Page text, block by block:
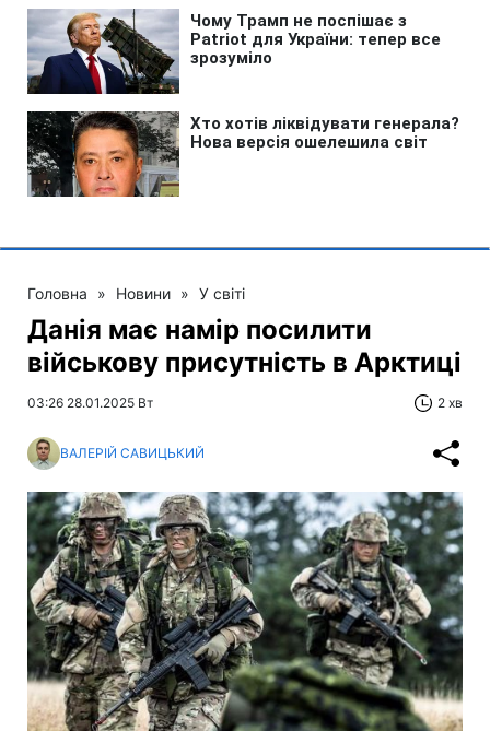
Головна » Новини » У світі
Данія має намір посилити
військову присутність в Арктиці
03:26 28.01.2025 Вт 2 хв
ВАЛЕРІЙ САВИЦЬКИЙ